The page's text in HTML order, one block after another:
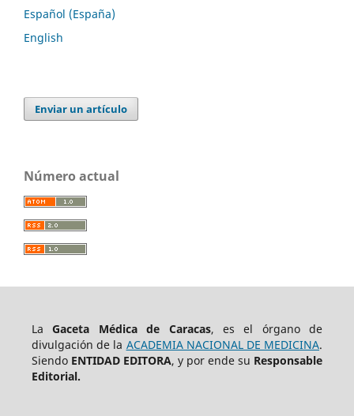
Español (España)
English
Enviar un artículo
Número actual
LaGaceta Médica de Caracas, es el órgano de
divulgación de la ACADEMIA NACIONAL DE MEDICINA.
Siendo ENTIDAD EDITORA, y por ende su Responsable
Editorial.